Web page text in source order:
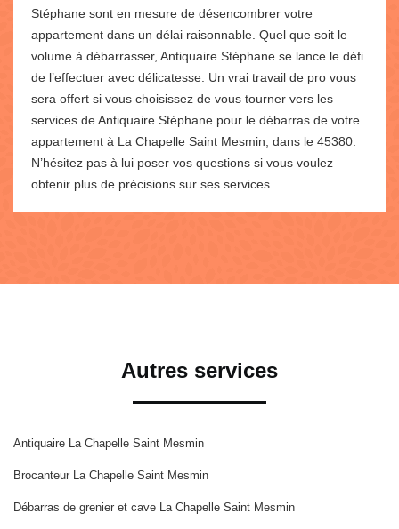
Stéphane sont en mesure de désencombrer votre
appartement dans un délai raisonnable. Quel que soit le
volume à débarrasser, Antiquaire Stéphane se lance le défi
de l’effectuer avec délicatesse. Un vrai travail de pro vous
sera offert si vous choisissez de vous tourner vers les
services de Antiquaire Stéphane pour le débarras de votre
appartement à La Chapelle Saint Mesmin, dans le 45380.
N’hésitez pas à lui poser vos questions si vous voulez
obtenir plus de précisions sur ses services.
Autres services
Antiquaire La Chapelle Saint Mesmin
Brocanteur La Chapelle Saint Mesmin
Débarras de grenier et cave La Chapelle Saint Mesmin